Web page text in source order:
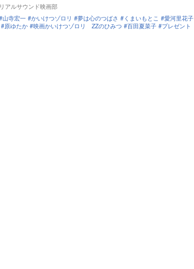
リアルサウンド映画部
山寺宏一
かいけつゾロリ 夢は心のつばさ くまいもとこ 愛河里花子
原ゆたか
映画かいけつゾロリ ZZのひみつ 百田夏菜子 プレゼント